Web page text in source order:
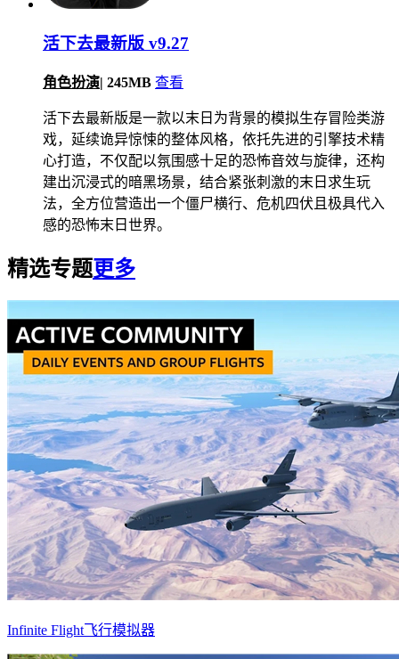
活下去最新版 v9.27
角色扮演| 245MB 查看
活下去最新版是一款以末日为背景的模拟生存冒险类游
戏，延续诡异惊悚的整体风格，依托先进的引擎技术精
心打造，不仅配以氛围感十足的恐怖音效与旋律，还构
建出沉浸式的暗黑场景，结合紧张刺激的末日求生玩
法，全方位营造出一个僵尸横行、危机四伏且极具代入
感的恐怖末日世界。
精选专题更多
Infinite Flight飞行模拟器